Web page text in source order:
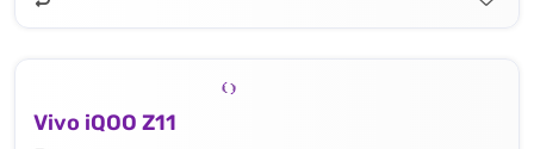
Vivo iQOO Z11